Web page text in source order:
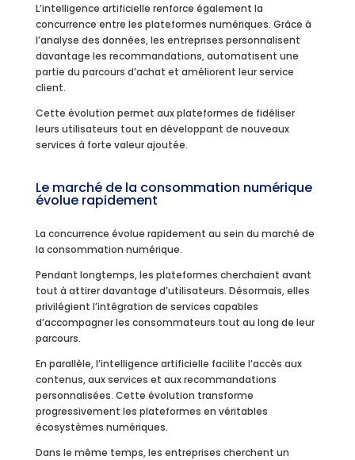
L’intelligence artificielle renforce également la
concurrence entre les plateformes numériques. Grâce à
l’analyse des données, les entreprises personnalisent
davantage les recommandations, automatisent une
partie du parcours d’achat et améliorent leur service
client.
Cette évolution permet aux plateformes de fidéliser
leurs utilisateurs tout en développant de nouveaux
services à forte valeur ajoutée.
Le marché de la consommation numérique
évolue rapidement
La concurrence évolue rapidement au sein du marché de
la consommation numérique.
Pendant longtemps, les plateformes cherchaient avant
tout à attirer davantage d’utilisateurs. Désormais, elles
privilégient l’intégration de services capables
d’accompagner les consommateurs tout au long de leur
parcours.
En parallèle, l’intelligence artificielle facilite l’accès aux
contenus, aux services et aux recommandations
personnalisées. Cette évolution transforme
progressivement les plateformes en véritables
écosystèmes numériques.
Dans le même temps, les entreprises cherchent un